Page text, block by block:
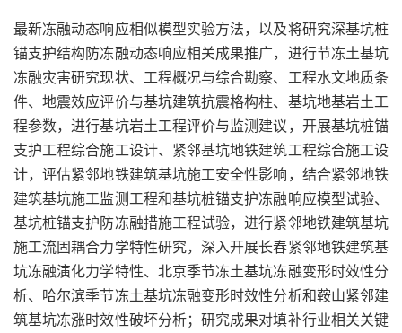
最新冻融动态响应相似模型实验方法，以及将研究深基坑桩
锚支护结构防冻融动态响应相关成果推广，进行节冻土基坑
冻融灾害研究现状、工程概况与综合勘察、工程水文地质条
件、地震效应评价与基坑建筑抗震格构柱、基坑地基岩土工
程参数，进行基坑岩土工程评价与监测建议，开展基坑桩锚
支护工程综合施工设计、紧邻基坑地铁建筑工程综合施工设
计，评估紧邻地铁建筑基坑施工安全性影响，结合紧邻地铁
建筑基坑施工监测工程和基坑桩锚支护冻融响应模型试验、
基坑桩锚支护防冻融措施工程试验，进行紧邻地铁建筑基坑
施工流固耦合力学特性研究，深入开展长春紧邻地铁建筑基
坑冻融演化力学特性、北京季节冻土基坑冻融变形时效性分
析、哈尔滨季节冻土基坑冻融变形时效性分析和鞍山紧邻建
筑基坑冻涨时效性破坏分析；研究成果对填补行业相关关键